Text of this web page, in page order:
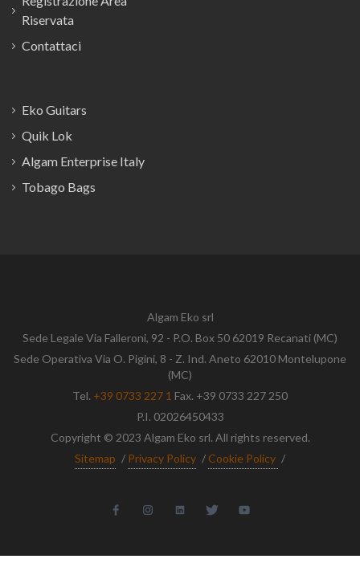
Riservata
Contattaci
Eko Guitars
Quik Lok
Algam Enterprise Italy
Tobago Bags
Algam Eko srl
Sede Legale Via Falleroni, 92 - P.O. Box 50 62019 Recanati (MC)
Sede Operativa Via O. Pigini, 8 - Z. Ind. Aneto 62010 Montelupone
(MC)
Tel. +39 0733 227 1 Fax. +39 0733 227 250
P.I. 02026450433
Copyright © 2023 Algam Eko srl. All rights reserved.
Sitemap / Privacy Policy / Cookie Policy /